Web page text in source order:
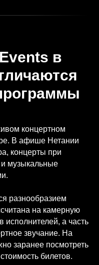
в
концертном
В афише Нетании
концерты при
музыкальные
разнообразием
на камерную
а часть
звучание. На
заранее посмотреть
билетов.